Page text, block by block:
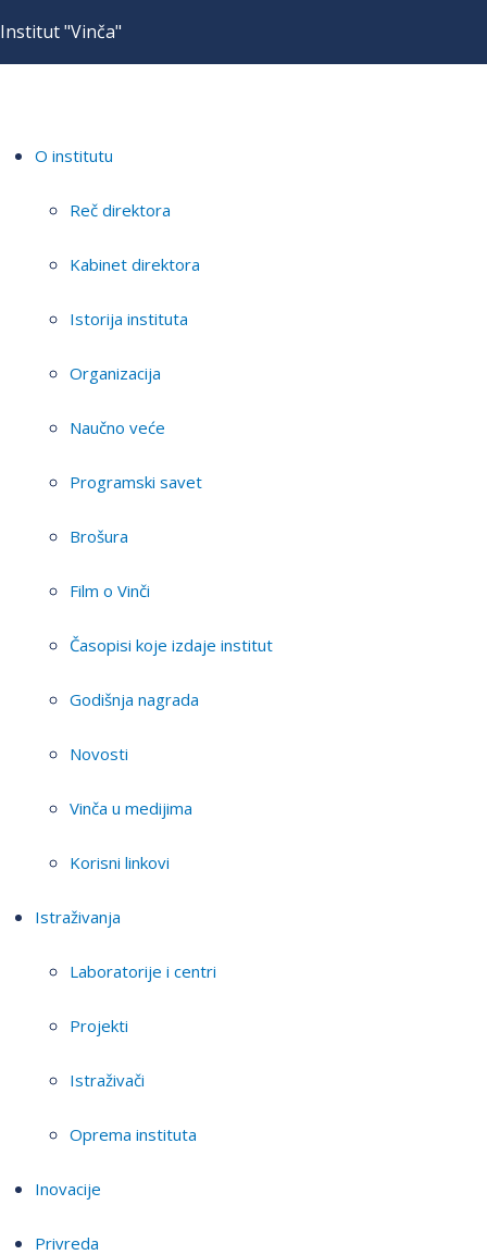
Institut "Vinča"
O institutu
Reč direktora
Kabinet direktora
Istorija instituta
Organizacija
Naučno veće
Programski savet
Brošura
Film o Vinči
Časopisi koje izdaje institut
Godišnja nagrada
Novosti
Vinča u medijima
Korisni linkovi
Istraživanja
Laboratorije i centri
Projekti
Istraživači
Oprema instituta
Inovacije
Privreda